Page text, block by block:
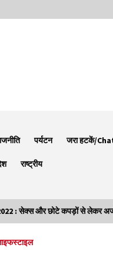
पर्यटन जरा हटकें/
राष्ट्रीय
: सेक्स और छोटे कपड़ों से लेकर